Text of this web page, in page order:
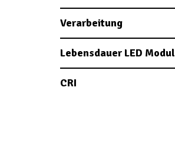
Verarbeitung
Lebensdauer LED Modul
CRI